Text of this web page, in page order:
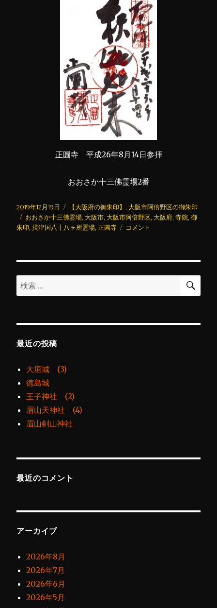
正圓寺 平成26年8月14日参拝
おおさか十三佛霊場2番
投
稿
日:
2019年12月19日
カ
テ
ゴ
【大阪府の御朱印】
大阪市阿倍野区の御朱印
タ
グ
おおさか十三佛霊場 大阪市 大阪市阿倍野区 大阪府 ,寺院 ,御
朱印 ,摂津国八十八ヶ所霊場 ,正圓寺
正
コメント
検
索:
検
最近の投稿
大垣城 (3)
徳島城
王子神社 (2)
眉山天神社 (4)
眉山剣山神社
最近のコメント
アーカイブ
2026年8月
2026年7月
2026年6月
2026年5月